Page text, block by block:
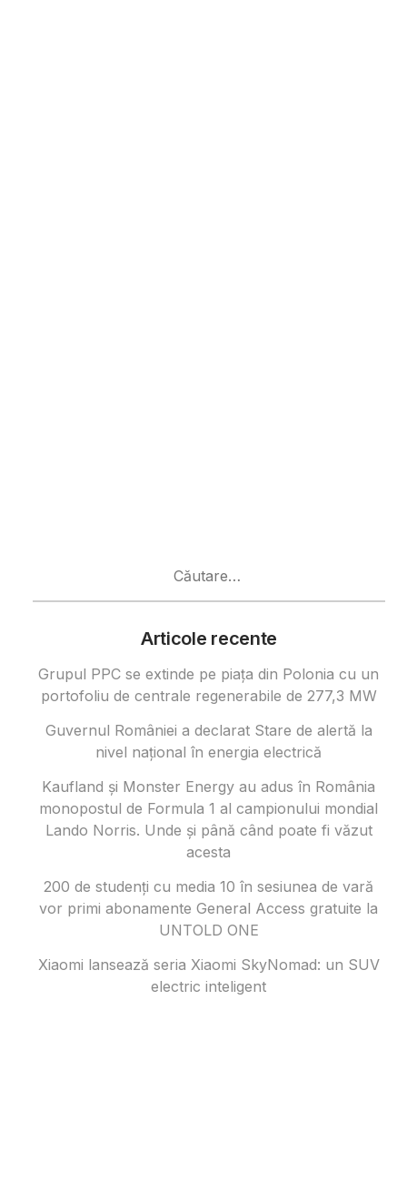
Articole recente
Grupul PPC se extinde pe piața din Polonia cu un
portofoliu de centrale regenerabile de 277,3 MW
Guvernul României a declarat Stare de alertă la
nivel național în energia electrică
Kaufland și Monster Energy au adus în România
monopostul de Formula 1 al campionului mondial
Lando Norris. Unde și până când poate fi văzut
acesta
200 de studenți cu media 10 în sesiunea de vară
vor primi abonamente General Access gratuite la
UNTOLD ONE
Xiaomi lansează seria Xiaomi SkyNomad: un SUV
electric inteligent